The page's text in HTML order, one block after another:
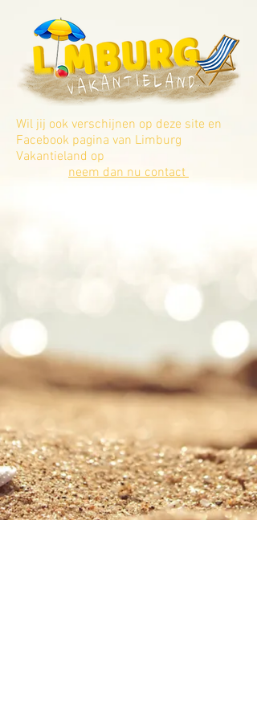
Wil jij ook verschijnen op deze site en
Facebook pagina van Limburg
Vakantieland op
neem dan nu contact